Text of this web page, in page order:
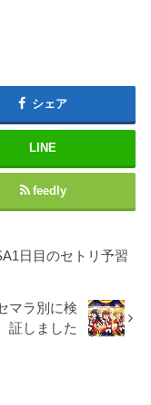
シェア
LINE
feedly
日目のセトリ予習
マラ別に検
証しました